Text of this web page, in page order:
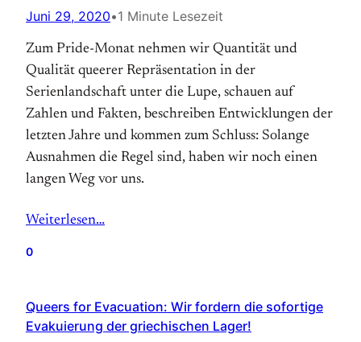
Juni 29, 2020•1 Minute Lesezeit
Zum Pride-Monat nehmen wir Quantität und
Qualität queerer Repräsentation in der
Serienlandschaft unter die Lupe, schauen auf
Zahlen und Fakten, beschreiben Entwicklungen der
letzten Jahre und kommen zum Schluss: Solange
Ausnahmen die Regel sind, haben wir noch einen
langen Weg vor uns.
Weiterlesen…
0
Queers for Evacuation: Wir fordern die sofortige
Evakuierung der griechischen Lager!